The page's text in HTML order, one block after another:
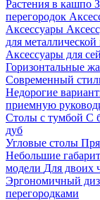
Растения в кашпо
перегородок
Аксессуары
для металлической
Аксессуары для
Горизонтальные
Современный
Недорогие
приемную
Столы с тумбой С
дуб
Угловые столы
Небольшие
модели Для двоих
Эргономичный
перегородками